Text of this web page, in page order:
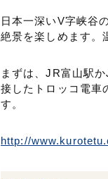
日本一深いV字峡谷
絶景を楽しめます。
まずは、JR富山駅
接したトロッコ電車
す。
http://